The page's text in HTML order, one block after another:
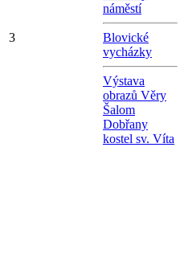
3
náměstí
Blovické
vycházky
Výstava
obrazů Věry
Šalom
Dobřany
kostel sv. Víta